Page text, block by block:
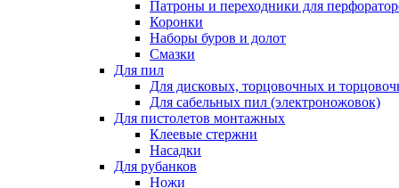
Патроны и переходники для
Коронки
Наборы буров и долот
Смазки
Для пил
Для дисковых, торцовочных и
Для сабельных пил (электроножовок)
Для пистолетов монтажных
Клеевые стержни
Насадки
Для рубанков
Ножи